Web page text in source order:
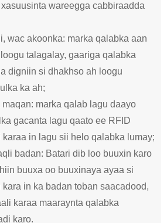
wareegga cabbiraadda
wac akoonka: marka qalabka aan
talagalay, gaariga qalabka
digniin si dhakhso ah loogu
ka ah;
marka qalab lagu daayo
gacanta lagu qaato ee RFID
in lagu sii helo qalabka lumay;
badan: Batari dib loo buuxin karo
buuxa oo buuxinaya ayaa si
in ka badan toban saacadood,
karaa maaraynta qalabka
karo.